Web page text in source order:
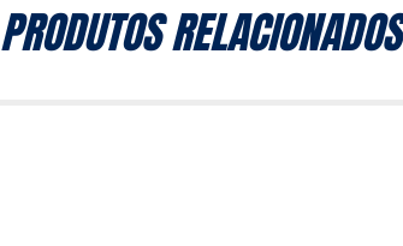
PRODUTOS RELACIONADOS